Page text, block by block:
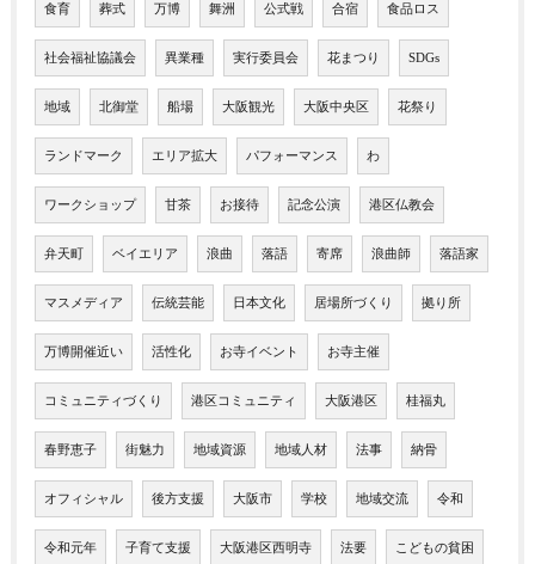
食育 葬式 万博 舞洲 公式戦 合宿 食品ロス
社会福祉協議会 異業種 実行委員会 花まつり SDGs
地域 北御堂 船場 大阪観光 大阪中央区 花祭り
ランドマーク エリア拡大 パフォーマンス わ
ワークショップ 甘茶 お接待 記念公演 港区仏教会
弁天町 ベイエリア 浪曲 落語 寄席 浪曲師 落語家
マスメディア 伝統芸能 日本文化 居場所づくり 拠り所
万博開催近い 活性化 お寺イベント お寺主催
コミュニティづくり 港区コミュニティ 大阪港区 桂福丸
春野恵子 街魅力 地域資源 地域人材 法事 納骨
オフィシャル 後方支援 大阪市 学校 地域交流 令和
令和元年 子育て支援 大阪港区西明寺 法要 こどもの貧困